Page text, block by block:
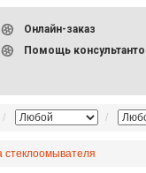
Онлайн-заказ
Помощь
стеклоомывателя